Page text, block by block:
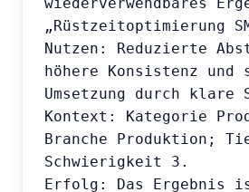
„Rüstzeitoptimierung
Nutzen: Reduzierte
höhere Konsistenz und
Umsetzung durch klare
Kontext: Kategorie
Branche Produktion;
Schwierigkeit 3.
Erfolg: Das Ergebnis